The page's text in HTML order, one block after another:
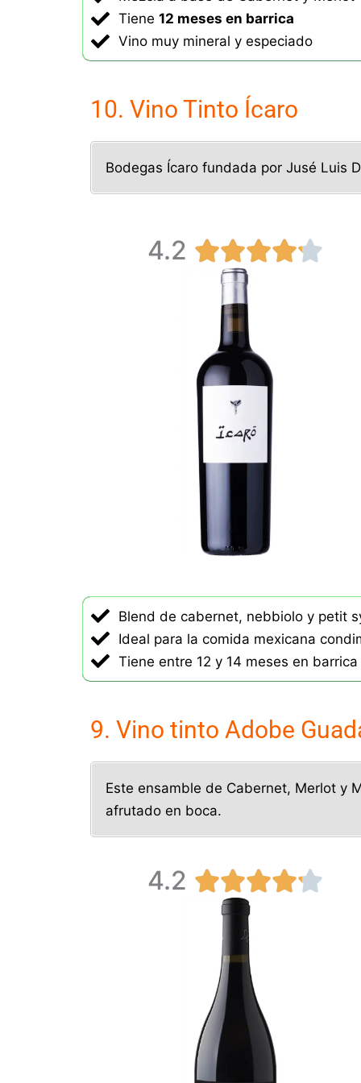
Tiene 12 meses en barrica
Vino muy mineral y especiado
10. Vino Tinto Ícaro
Bodegas Ícaro fundada por Jusé Luis
4.2 V
5
Blend de cabernet, nebbiolo y petit
Ideal para la comida mexicana
Tiene entre 12 y 14 meses en
9. Vino tinto Adobe
Este ensamble de Cabernet, Merlot y
afrutado en boca.
4.2 V